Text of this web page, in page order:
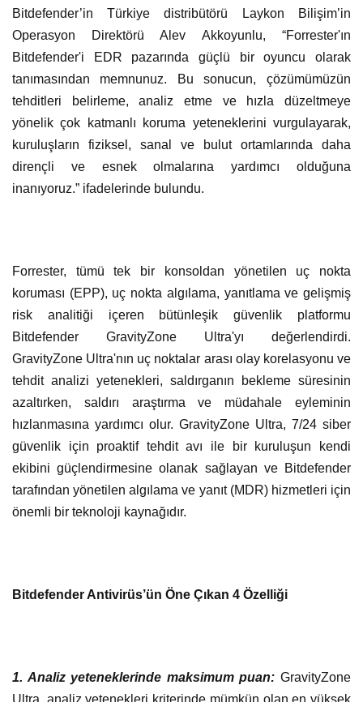
Bitdefender’in Türkiye distribütörü Laykon Bilişim’in
Operasyon Direktörü Alev Akkoyunlu, “Forrester'ın
Bitdefender'i EDR pazarında güçlü bir oyuncu olarak
tanımasından memnunuz. Bu sonucun, çözümümüzün
tehditleri belirleme, analiz etme ve hızla düzeltmeye
yönelik çok katmanlı koruma yeteneklerini vurgulayarak,
kuruluşların fiziksel, sanal ve bulut ortamlarında daha
dirençli ve esnek olmalarına yardımcı olduğuna
inanıyoruz.” ifadelerinde bulundu.
Forrester, tümü tek bir konsoldan yönetilen uç nokta
koruması (EPP), uç nokta algılama, yanıtlama ve gelişmiş
risk analitiği içeren bütünleşik güvenlik platformu
Bitdefender GravityZone Ultra'yı değerlendirdi.
GravityZone Ultra'nın uç noktalar arası olay korelasyonu ve
tehdit analizi yetenekleri, saldırganın bekleme süresinin
azaltırken, saldırı araştırma ve müdahale eyleminin
hızlanmasına yardımcı olur. GravityZone Ultra, 7/24 siber
güvenlik için proaktif tehdit avı ile bir kuruluşun kendi
ekibini güçlendirmesine olanak sağlayan ve Bitdefender
tarafından yönetilen algılama ve yanıt (MDR) hizmetleri için
önemli bir teknoloji kaynağıdır.
Bitdefender Antivirüs’ün Öne Çıkan 4 Özelliği
1. Analiz yeteneklerinde maksimum puan: GravityZone
Ultra, analiz yetenekleri kriterinde mümkün olan en yüksek